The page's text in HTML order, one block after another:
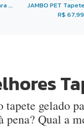
...
JAMBO PET
R$ 67,99
gelado
pena? Qual a